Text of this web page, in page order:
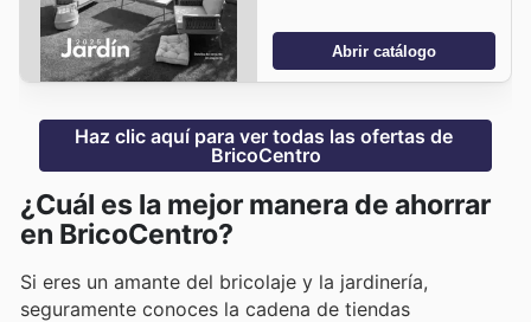
Abrir catálogo
Haz clic aquí para ver todas las ofertas de
BricoCentro
¿Cuál es la mejor manera de ahorrar
en BricoCentro?
Si eres un amante del bricolaje y la jardinería,
seguramente conoces la cadena de tiendas